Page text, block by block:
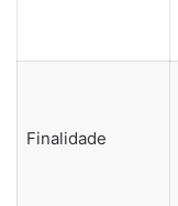
Finalidade